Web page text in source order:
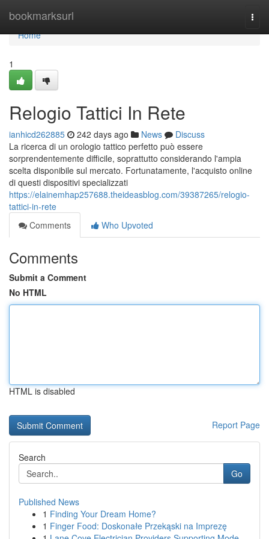
bookmarksurl
Home
Home
1
Relogio Tattici In Rete
ianhicd262885 242 days ago News
Discuss
La ricerca di un orologio tattico perfetto può essere
sorprendentemente difficile, soprattutto considerando l'ampia
scelta disponibile sul mercato. Fortunatamente, l'acquisto online
di questi dispositivi specializzati
https://elainemhap257688.theideasblog.com/39387265/relogio-
tattici-in-rete
Comments
Who Upvoted
Comments
Submit a Comment
No HTML
HTML is disabled
Report Page
Search
Go
Published News
1 Finding Your Dream Home?
1 Finger Food: Doskonałe Przekąski na Imprezę